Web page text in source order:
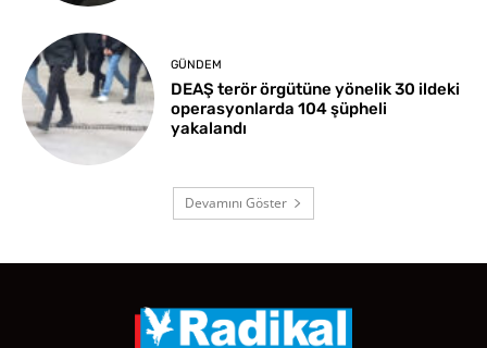
GÜNDEM
DEAŞ terör örgütüne yönelik 30 ildeki
operasyonlarda 104 şüpheli
yakalandı
Devamını Göster